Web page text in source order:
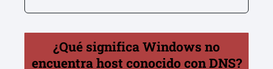
¿Qué significa Windows no
encuentra host conocido con DNS?